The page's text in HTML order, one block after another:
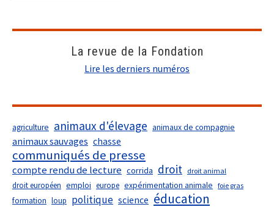
La revue de la Fondation
Lire les derniers numéros
agriculture animaux d'élevage animaux de compagnie
animaux sauvages chasse
communiqués de presse
compte rendu de lecture corrida droit droit animal
droit européen emploi europe expérimentation animale foie gras
formation loup politique science éducation